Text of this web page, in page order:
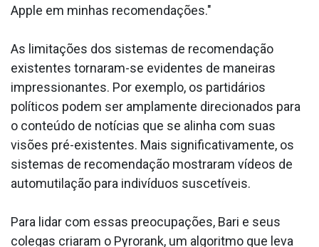
Apple em minhas recomendações."
As limitações dos sistemas de recomendação
existentes tornaram-se evidentes de maneiras
impressionantes. Por exemplo, os partidários
políticos podem ser amplamente direcionados para
o conteúdo de notícias que se alinha com suas
visões pré-existentes. Mais significativamente, os
sistemas de recomendação mostraram vídeos de
automutilação para indivíduos suscetíveis.
Para lidar com essas preocupações, Bari e seus
colegas criaram o Pyrorank, um algoritmo que leva